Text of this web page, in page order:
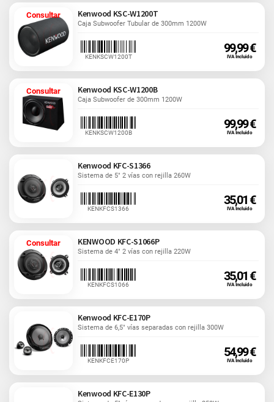
Consultar Kenwood KSC-W1200T
Caja Subwoofer Tubular de 300mm 1200W
KENKSCW1200T
99,99 €
IVA Incluido
Consultar Kenwood KSC-W1200B
Caja Subwoofer de 300mm 1200W
KENKSCW1200B
99,99 €
IVA Incluido
Kenwood KFC-S1366
Sistema de 5" 2 vías con rejilla 260W
KENKFCS1366
35,01 €
IVA Incluido
Consultar KENWOOD KFC-S1066P
Sistema de 4" 2 vías con rejilla 220W
KENKFCS1066
35,01 €
IVA Incluido
Kenwood KFC-E170P
Sistema de 6,5" vías separadas con rejilla 300W
KENKFCE170P
54,99 €
IVA Incluido
Kenwood KFC-E130P